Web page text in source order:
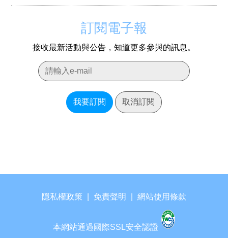
訂閱電子報
接收最新活動與公告，知道更多參與的訊息。
我要訂閱 取消訂閱
隱私權政策 免責聲明 網站使用條款
本網站通過國際SSL安全認證